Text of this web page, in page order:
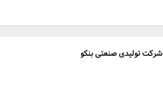
شرکت تولیدی صنعتی بنکو